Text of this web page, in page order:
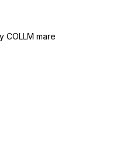
COLLM mare